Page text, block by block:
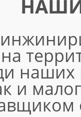
наших
и